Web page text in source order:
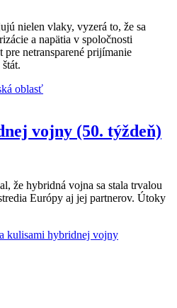
nielen vlaky, vyzerá to, že sa
a napätia v spoločnosti
netransparené prijímanie
oblasť
vojny (50. týždeň)
že hybridná vojna sa stala trvalou
Európy aj jej partnerov. Útoky
kulisami hybridnej vojny